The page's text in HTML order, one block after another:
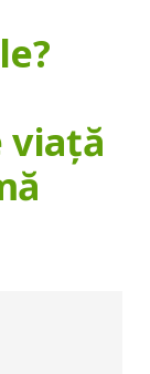
viață